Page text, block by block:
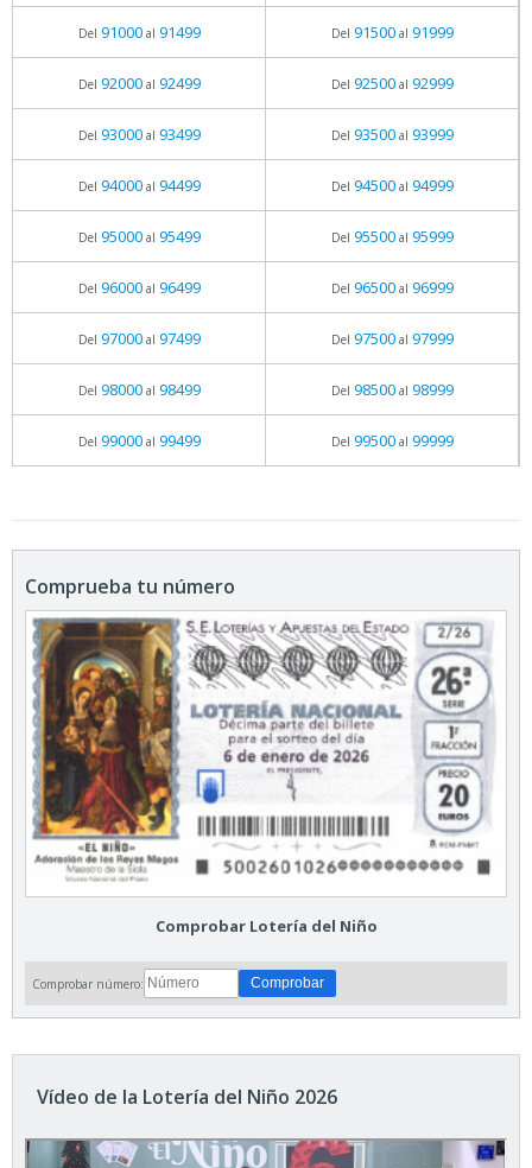
Del 91000al 91499 Del 91500al 91999
Del 92000al 92499 Del 92500al 92999
Del 93000al 93499 Del 93500al 93999
Del 94000al 94499 Del 94500al 94999
Del 95000al 95499 Del 95500al 95999
Del 96000al 96499 Del 96500al 96999
Del 97000al 97499 Del 97500al 97999
Del 98000al 98499 Del 98500al 98999
Del 99000al 99499 Del 99500al 99999
Comprueba tu número
Comprobar Lotería del Niño
Comprobar número:
Vídeo de la Lotería del Niño 2026